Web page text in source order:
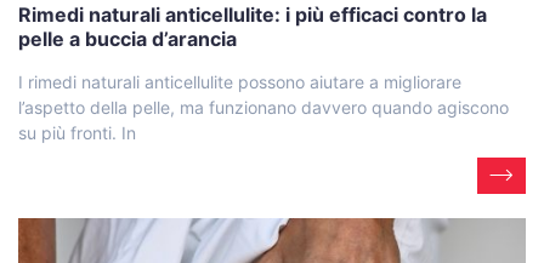
Rimedi naturali anticellulite: i più efficaci contro la
pelle a buccia d’arancia
I rimedi naturali anticellulite possono aiutare a migliorare
l’aspetto della pelle, ma funzionano davvero quando agiscono
su più fronti. In